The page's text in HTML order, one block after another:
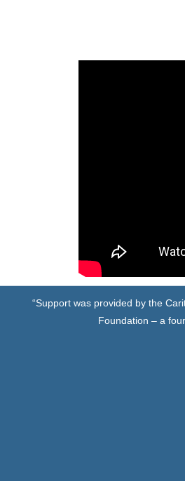
“Support was provided by the
Foundation – a